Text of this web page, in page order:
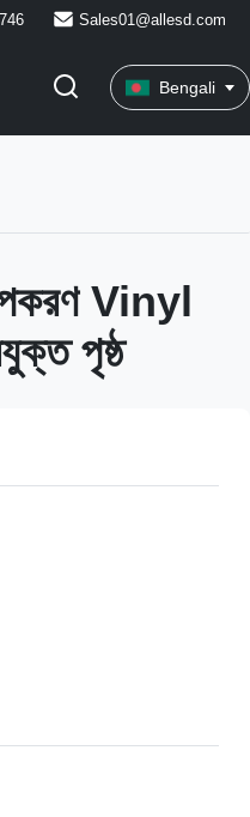
Sales01@allesd.com
Bengali
Vinyl
পৃষ্ঠ